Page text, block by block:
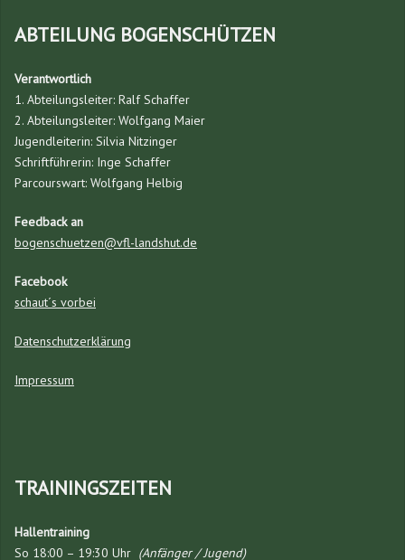
ABTEILUNG BOGENSCHÜTZEN
Verantwortlich
1. Abteilungsleiter: Ralf Schaffer
2. Abteilungsleiter: Wolfgang Maier
Jugendleiterin: Silvia Nitzinger
Schriftführerin: Inge Schaffer
Parcourswart: Wolfgang Helbig
Feedback an
bogenschuetzen@vfl-landshut.de
Facebook
schaut´s vorbei
Datenschutzerklärung
Impressum
TRAININGSZEITEN
Hallentraining
So 18:00 – 19:30 Uhr (Anfänger / Jugend)